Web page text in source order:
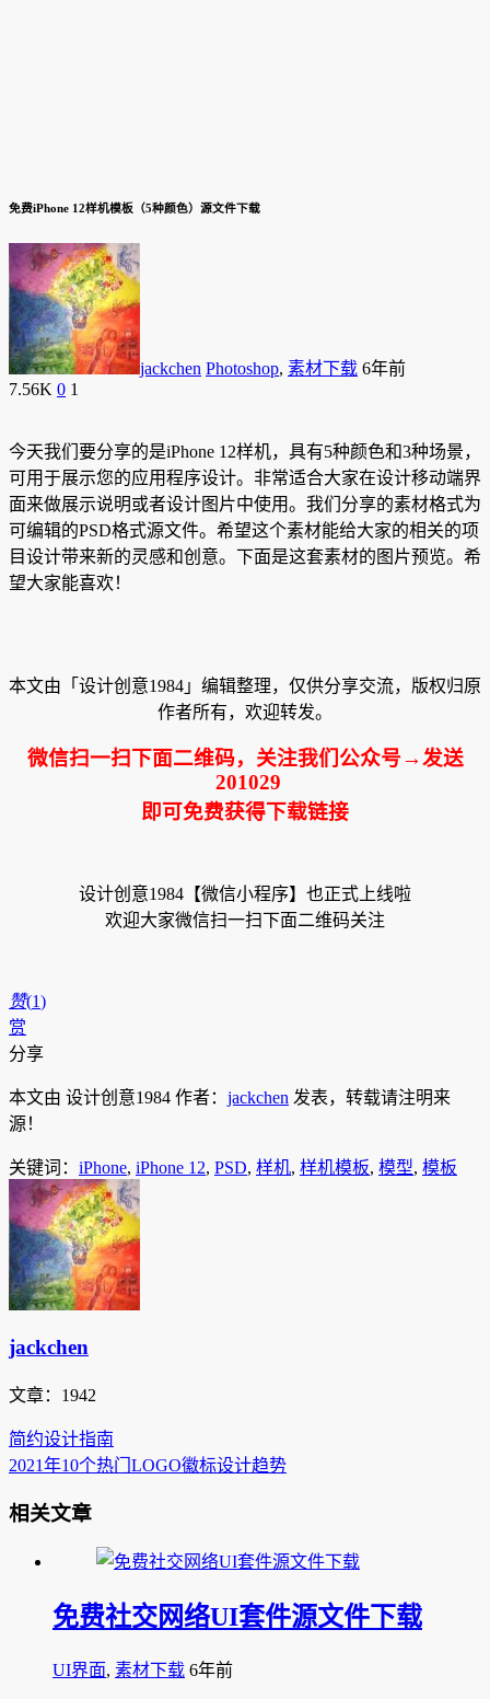
免费iPhone 12样机模板（5种颜色）源文件下载
jackchen Photoshop, 素材下载 6年前
7.56K 0 1
今天我们要分享的是iPhone 12样机，具有5种颜色和3种场景，
可用于展示您的应用程序设计。非常适合大家在设计移动端界
面来做展示说明或者设计图片中使用。我们分享的素材格式为
可编辑的PSD格式源文件。希望这个素材能给大家的相关的项
目设计带来新的灵感和创意。下面是这套素材的图片预览。希
望大家能喜欢！
本文由「设计创意1984」编辑整理，仅供分享交流，版权归原
作者所有，欢迎转发。
微信扫一扫下面二维码，关注我们公众号→发送
201029
即可免费获得下载链接
设计创意1984【微信小程序】也正式上线啦
欢迎大家微信扫一扫下面二维码关注
赞(1)
赏
分享
本文由 设计创意1984 作者： jackchen 发表，转载请注明来
源！
关键词： iPhone, iPhone 12, PSD, 样机, 样机模板, 模型, 模板
jackchen
文章：1942
简约设计指南
2021年10个热门LOGO徽标设计趋势
相关文章
免费社交网络UI套件源文件下载
UI界面, 素材下载 6年前